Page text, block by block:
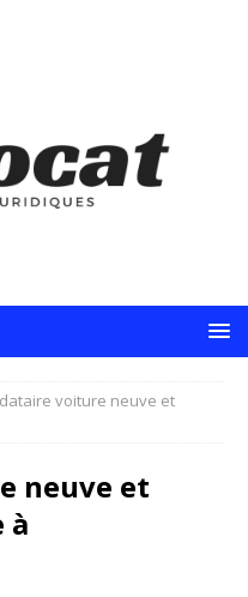
voiture neuve et
neuve et
à